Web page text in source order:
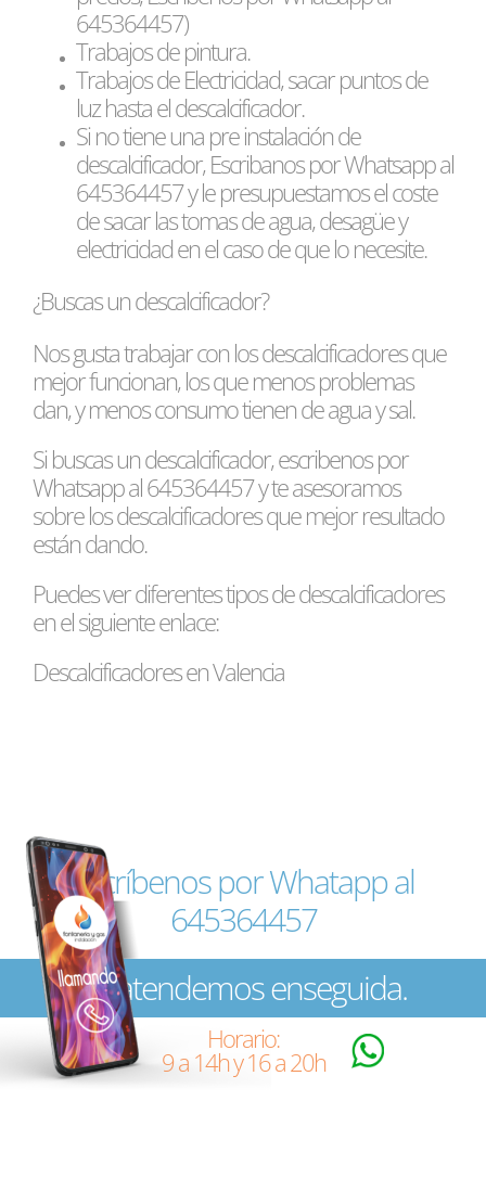
645364457)
Trabajos de pintura.
Trabajos de Electricidad, sacar puntos de
luz hasta el descalcificador.
Si no tiene una pre instalación de
descalcificador, Escribanos por Whatsapp al
645364457 y le presupuestamos el coste
de sacar las tomas de agua, desagüe y
electricidad en el caso de que lo necesite.
¿Buscas un descalcificador?
Nos gusta trabajar con los descalcificadores que
mejor funcionan, los que menos problemas
dan, y menos consumo tienen de agua y sal.
Si buscas un descalcificador, escribenos por
Whatsapp al 645364457 y te asesoramos
sobre los descalcificadores que mejor resultado
están dando.
Puedes ver diferentes tipos de descalcificadores
en el siguiente enlace:
Descalcificadores en Valencia
Escríbenos por Whatapp al
645364457
Te atendemos enseguida.
Horario:
9 a 14h y 16 a 20h